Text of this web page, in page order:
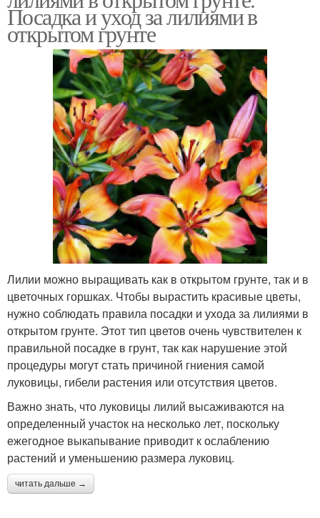
Посадка и уход за лилиями в
открытом грунте
Лилии можно выращивать как в открытом грунте, так и в
цветочных горшках. Чтобы вырастить красивые цветы,
нужно соблюдать правила посадки и ухода за лилиями в
открытом грунте. Этот тип цветов очень чувствителен к
правильной посадке в грунт, так как нарушение этой
процедуры могут стать причиной гниения самой
луковицы, гибели растения или отсутствия цветов.
Важно знать, что луковицы лилий высаживаются на
определенный участок на несколько лет, поскольку
ежегодное выкапывание приводит к ослаблению
растений и уменьшению размера луковиц.
читать дальше →